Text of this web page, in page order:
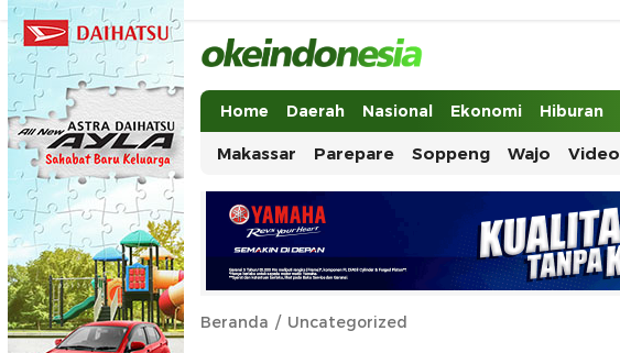
Okeindonesia.Online
Mengonlinekan Indonesia Secara Utuh
Home Daerah Nasional Ekonomi Hiburan
Makassar Parepare Soppeng Wajo Video
Beranda Uncategorized